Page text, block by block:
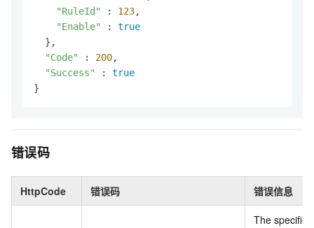
"RuleId"
: 123,
"Enable"
: true
  },
"Code"
: 200,
"Success"
: true
}
错误码
HttpCode 错误码 错误信息
The specified